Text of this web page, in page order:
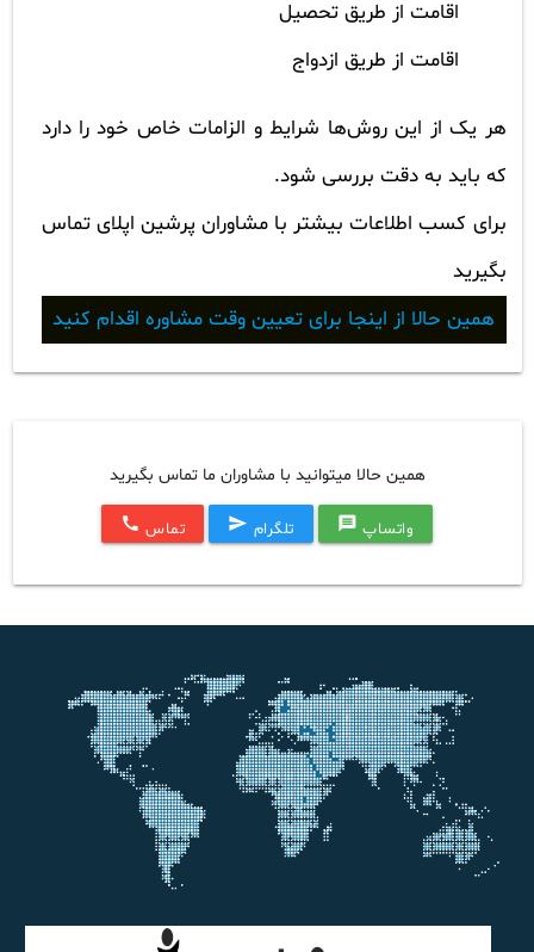
اقامت از طریق تحصیل
اقامت از طریق ازدواج
هر یک از این روش‌ها شرایط و الزامات خاص خود را دارد
که باید به دقت بررسی شود.
برای کسب اطلاعات بیشتر با مشاوران پرشین اپلای تماس
بگیرید
همین حالا از اینجا برای تعیین وقت مشاوره اقدام کنید
همین حالا میتوانید با مشاوران ما تماس بگیرید
واتساپ message تلگرام send تماس call